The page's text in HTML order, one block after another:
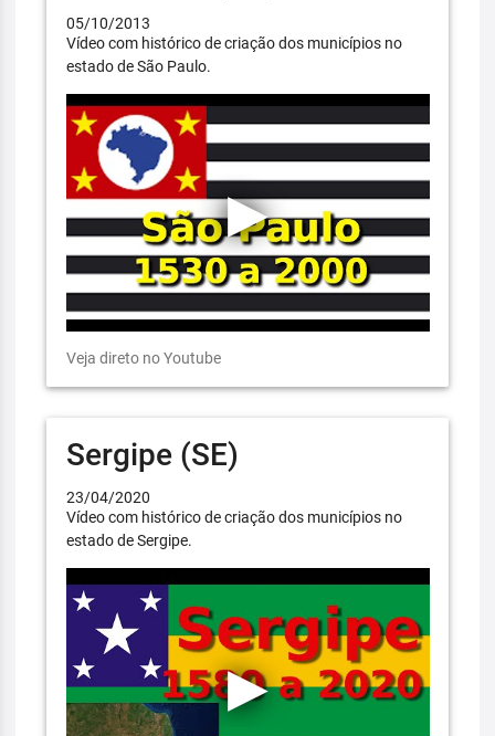
05/10/2013
Vídeo com histórico de criação dos municípios no
estado de São Paulo.
Veja direto no Youtube
Sergipe (SE)
23/04/2020
Vídeo com histórico de criação dos municípios no
estado de Sergipe.